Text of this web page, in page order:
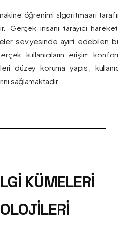
öğrenimi algoritmaları
Gerçek insani tarayıcı
seviyesinde ayırt edebilen
kullanıcıların erişim
düzey koruma yapısı,
sağlamaktadır.
KÜMELERI